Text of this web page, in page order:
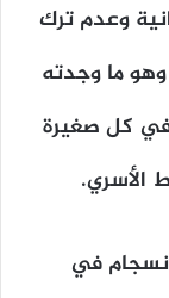
وعدم ترك
وهو ما وجدته
كل صغيرة
الأسري.
في